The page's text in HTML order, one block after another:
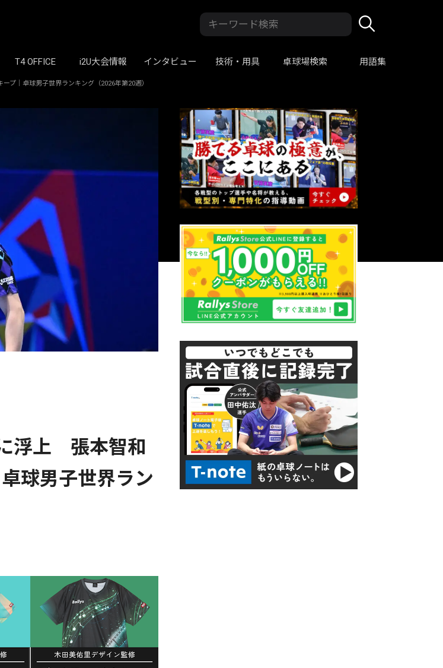
T4 OFFICE i2U大会情報 インタビュー 技術・用具 卓球場検索 用語集
プ｜卓球男子世界ランキング（2026年第20週）
浮上 張本智和
球男子世界ラン